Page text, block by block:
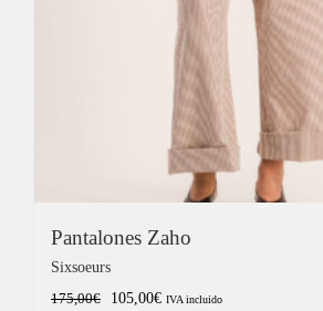
Pantalones Zaho
Sixsoeurs
175,00€
El
105,00€ElIVA incluido